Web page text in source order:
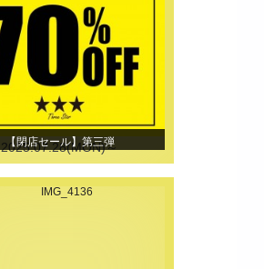
【閉店セール】第三弾
2025.07.28(MON)～